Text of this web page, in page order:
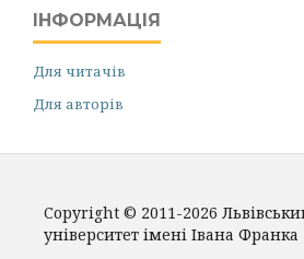
ІНФОРМАЦІЯ
Для читачів
Для авторів
Copyright © 2011-2026
університет імені Івана Франка